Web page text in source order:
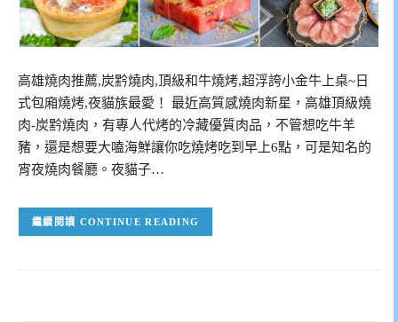
高雄燒肉推薦,炭黔燒肉,頂級和牛燒烤,超浮誇小金牛上桌~日
式包廂燒烤,夜貓族最愛！ 最近高質感燒肉新星，高雄頂級燒
肉-炭黔燒肉，有專人代烤的冷藏優質肉品，不管想吃牛羊
豬，還是想要大嗑海鮮讓你吃燒烤吃到早上6點，可是知名的
宵夜燒肉餐廳。夜貓子…
CONTINUE READING